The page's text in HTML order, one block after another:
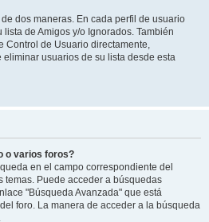
dos maneras. En cada perfil de usuario
de Amigos y/o Ignorados. También
Control de Usuario directamente,
usuarios de su lista desde esta
o varios foros?
en el campo correspondiente del
temas. Puede acceder a búsquedas
"Búsqueda Avanzada" que está
foro. La manera de acceder a la búsqueda